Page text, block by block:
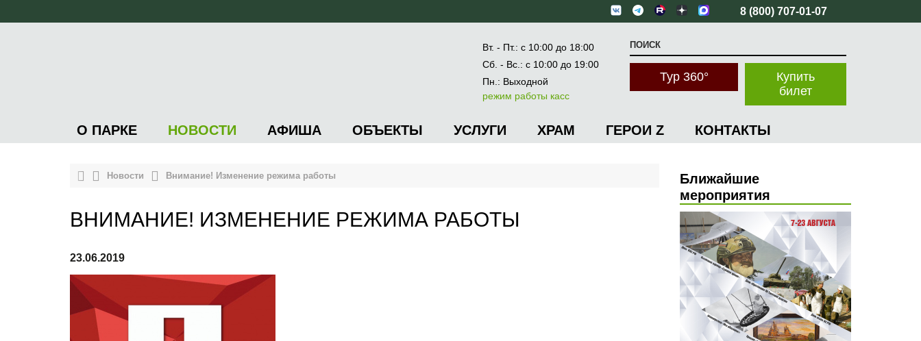
8 (800) 707-01-07
Вт. - Пт.: с 10:00 до 18:00
Сб. - Вс.: с 10:00 до 19:00
Пн.: Выходной
режим работы касс
Купить
билет
Тур 360°
О ПАРКЕ НОВОСТИ АФИША ОБЪЕКТЫ УСЛУГИ ХРАМ ГЕРОИ Z КОНТАКТЫ
Новости Внимание! Изменение режима работы
ВНИМАНИЕ! ИЗМЕНЕНИЕ РЕЖИМА РАБОТЫ
23.06.2019
Ближайшие
мероприятия